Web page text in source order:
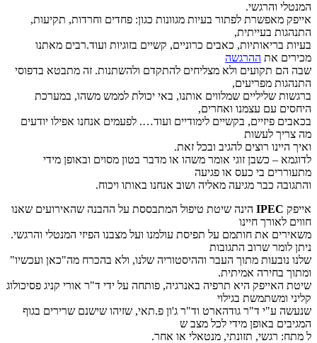
המנטלי והרגשי.
אייפק מאפשרת לפתור בעיות מגוונות כגון: פחדים וחרדות, תקיעות,
התנהגות בעייתית,
בעיות בריאותיות, כאבים כרוניים, קשיים בזוגיות ועוד.רבים מאתנו
מכירים את ההרגשה
שבה הם תקועים ולא מצליחים להתקדם ולהשתנות. זה מתבטא בדפוסי
התנהגות מפריעים,
ברגשות שליליים שמלווים אותנו, באי יכולת לממש משהו, במערכת
היחסים עם עצמנו ואחרים,
בכאבים פיזיים, בקשיים לימודיים ועוד…. לפעמים אנחנו אפילו יודעים
מה צריך לעשות
ואיך היינו רוצים להגיב ובכל זאת.
לדוגמא – כשבן זוגי אומר משהו או מדבר בטון מסוים ובאופן מידי
מתעוררים בי כעס או פגיעה
והתגובה כבר מגיעה מאליה ושוב אנחנו באותו ויכוח.
אייפק IPEC הינה שיטת טיפול המתבססת על ההבנה שהאירועים שאנו
חווים לאורך חיינו
משאירים את חותמם על תפיסת עולמנו ועל מצבנו הפיזי המנטלי והרגשי.
ניתן לומר שרוב התגובות
שלנו נובעות מתוך העבר וההיסטוריה שלנו, ולא בהכרח מה"כאן ועכשיו"
ומתוך בחירה אמיתית.
שיטת האייפק היא תרפיה באנרגיה, פותחה על ידי ד"ר אורי קניג פסיכולוג
קליני ומשתמשת בגילוי
שנעשה ע"י ד"ר גודהארט וד"ר ג'ון פ.תאי, שזיהו שישנם שרירים בגוף
המגיבים באופן מידי לכל מצב ש
ל מתח: רגשי, תזונתי, מנטאלי או אחר.